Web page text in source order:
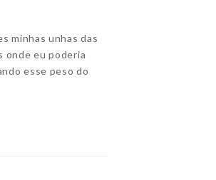
minhas unhas das
onde eu poderia
esse peso do